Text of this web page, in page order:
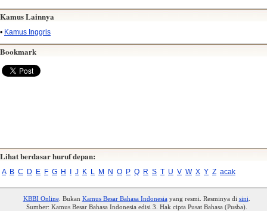
Kamus Lainnya
• Kamus Inggris
Bookmark
Lihat berdasar huruf depan:
A B C D E F G H J K L M N O P Q R S T U V W X Y Z acak
KBBI Online. Bukan Kamus Besar Bahasa Indonesiayang resmi. Resminya di sini
Sumber: Kamus Besar Bahasa Indonesia edisi 3. Hak cipta Pusat Bahasa (Pusba).